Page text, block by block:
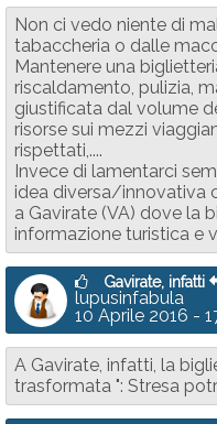
Non ci vedo niente di
tabaccheria o dalle
Mantenere una
riscaldamento, pulizia,
giustificata dal volume
risorse sui mezzi
rispettati,....
Invece di lamentarci
idea diversa/innovativa
a Gavirate (VA) dove la
informazione turistica e
Gavirate, infatti
lupusinfabula
10 Aprile 2016 -
A Gavirate, infatti, la
trasformata ": Stresa